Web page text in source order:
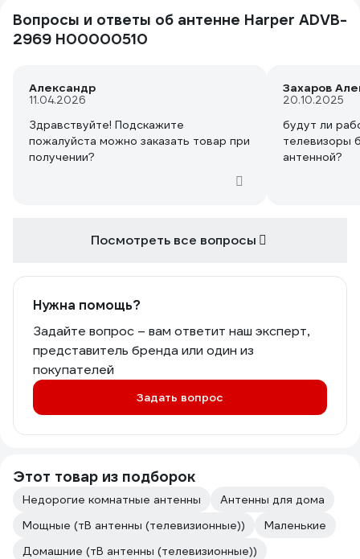
Вопросы и ответы об антенне Harper ADVB-
2969 H00000510
Александр
11.04.2026
Здравствуйте! Подскажите
пожалуйста можно заказать товар при
получении?
Захаров
20.10.2025
будут ли
телевизоры
антенной?
Посмотреть все вопросы
Нужна помощь?
Задайте вопрос – вам ответит наш эксперт,
представитель бренда или один из
покупателей
Задать вопрос
Этот товар из подборок
Недорогие комнатные антенны
Антенны для дома
Мощные (тВ антенны (телевизионные))
Маленькие
Домашние (тВ антенны (телевизионные))